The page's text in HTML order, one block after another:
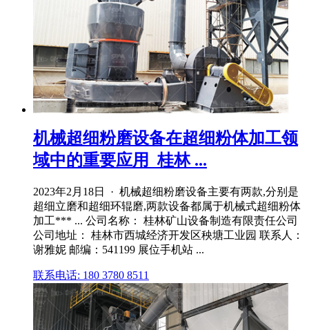
机械超细粉磨设备在超细粉体加工领
域中的重要应用_桂林 ...
2023年2月18日 · 机械超细粉磨设备主要有两款,分别是
超细立磨和超细环辊磨,两款设备都属于机械式超细粉体
加工*** ... 公司名称： 桂林矿山设备制造有限责任公司
公司地址： 桂林市西城经济开发区秧塘工业园 联系人：
谢雅妮 邮编：541199 展位手机站 ...
联系电话: 180 3780 8511